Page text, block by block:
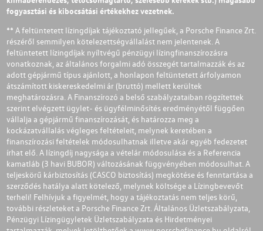
fogyasztási és kibocsátási értékekhez vezetnek.
** A feltüntetett lízingdíjak tájékoztató jellegűek, a Porsche Finance Zrt.
részéről semmilyen kötelezettségvállalást nem jelentenek. A
feltüntetett lízingdíjak nyíltvégű pénzügyi lízingfinanszírozásra
vonatkoznak, az általános forgalmi adó összegét tartalmazzák és az
adott gépjármű típus ajánlott, a honlapon feltüntetett árfolyamon
átszámított kiskereskedelmi ár (bruttó) mellett kerültek
meghatározásra. A Finanszírozó a belső szabályzataiban rögzítettek
szerint elvégzett ügylet- és ügyfélminősítés eredményétől függően
vállalja a gépjármű finanszírozását, és határozza meg a
kockázatvállalás végleges feltételeit, melynek keretében a
finanszírozási feltételek módosulhatnak illetve akár egyéb fedezetet
írhat elő. A lízingdíj nagysága a vételár módosulása és a Referencia
kamatláb (3 havi BUBOR) változásának függvényében módosulhat. A
teljeskörű kárbiztosítás (CASCO biztosítás) megkötése és fenntartása a
szerződés hatálya alatt kötelező, melynek költsége a Lízingbevevőt
terheli! Felhívjuk a figyelmét, hogy a tájékoztatás nem teljes körű,
további részleteket a Porsche Finance Zrt. Általános Üzletszabályzata,
Pénzügyi Lízingügyletek Üzletszabályzata és Hirdetményei